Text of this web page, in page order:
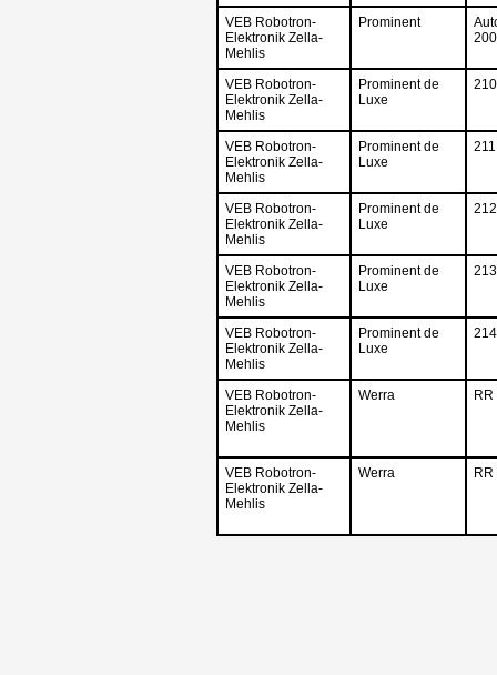
VEB Robotron-
Elektronik Zella-
Mehlis
Prominent
VEB Robotron-
Elektronik Zella-
Mehlis
Prominent de
Luxe
210
VEB Robotron-
Elektronik Zella-
Mehlis
Prominent de
Luxe
211
VEB Robotron-
Elektronik Zella-
Mehlis
Prominent de
Luxe
212
VEB Robotron-
Elektronik Zella-
Mehlis
Prominent de
Luxe
213
VEB Robotron-
Elektronik Zella-
Mehlis
Prominent de
Luxe
214
VEB Robotron-
Elektronik Zella-
Mehlis
Werra RR
VEB Robotron-
Elektronik Zella-
Mehlis
Werra RR